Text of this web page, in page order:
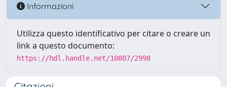
Informazioni
Utilizza questo identificativo per citare o creare un
link a questo documento:
https://hdl.handle.net/10807/2998